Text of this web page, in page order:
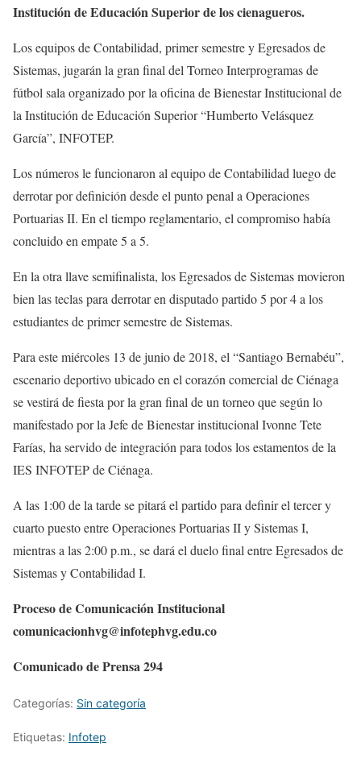
Institución de Educación Superior de los cienagueros.
Los equipos de Contabilidad, primer semestre y Egresados de
Sistemas, jugarán la gran final del Torneo Interprogramas de
fútbol sala organizado por la oficina de Bienestar Institucional de
la Institución de Educación Superior “Humberto Velásquez
García”, INFOTEP.
Los números le funcionaron al equipo de Contabilidad luego de
derrotar por definición desde el punto penal a Operaciones
Portuarias II. En el tiempo reglamentario, el compromiso había
concluido en empate 5 a 5.
En la otra llave semifinalista, los Egresados de Sistemas movieron
bien las teclas para derrotar en disputado partido 5 por 4 a los
estudiantes de primer semestre de Sistemas.
Para este miércoles 13 de junio de 2018, el “Santiago Bernabéu”,
escenario deportivo ubicado en el corazón comercial de Ciénaga
se vestirá de fiesta por la gran final de un torneo que según lo
manifestado por la Jefe de Bienestar institucional Ivonne Tete
Farías, ha servido de integración para todos los estamentos de la
IES INFOTEP de Ciénaga.
A las 1:00 de la tarde se pitará el partido para definir el tercer y
cuarto puesto entre Operaciones Portuarias II y Sistemas I,
mientras a las 2:00 p.m., se dará el duelo final entre Egresados de
Sistemas y Contabilidad I.
Proceso de Comunicación Institucional
comunicacionhvg@infotephvg.edu.co
Comunicado de Prensa 294
Categorías: Sin categoría
Etiquetas: Infotep